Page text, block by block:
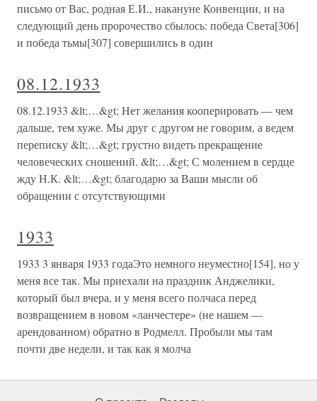
письмо от Вас, родная Е.И., накануне Конвенции, и на
следующий день пророчество сбылось: победа Света[306]
и победа тьмы[307] совершились в один
08.12.1933
08.12.1933 &lt;…&gt; Нет желания кооперировать — чем
дальше, тем хуже. Мы друг с другом не говорим, а ведем
переписку &lt;…&gt; грустно видеть прекращение
человеческих сношений. &lt;…&gt; С молением в сердце
жду Н.К. &lt;…&gt; благодарю за Ваши мысли об
обращении с отсутствующими
1933
1933 3 января 1933 годаЭто немного неуместно[154], но у
меня все так. Мы приехали на праздник Анджелики,
который был вчера, и у меня всего полчаса перед
возвращением в новом «ланчестере» (не нашем —
арендованном) обратно в Родмелл. Пробыли мы там
почти две недели, и так как я молча